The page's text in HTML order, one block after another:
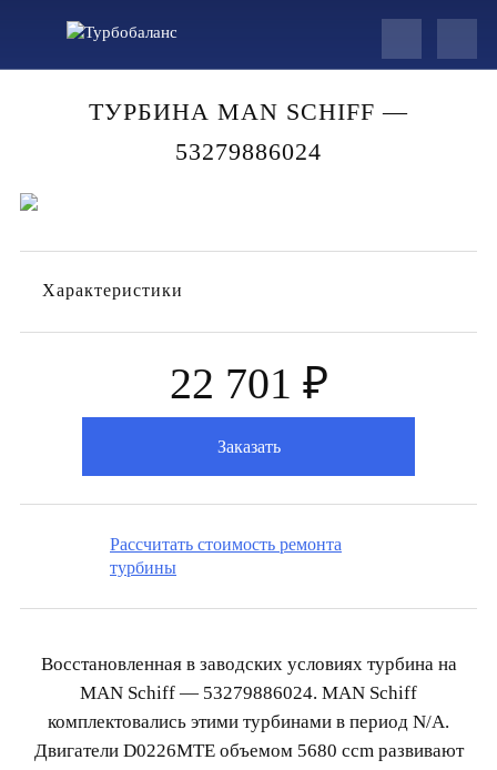
ТУРБИНА MAN SCHIFF —
53279886024
Характеристики
22 701 ₽
Заказать
Рассчитать стоимость ремонта
турбины
Восстановленная в заводских условиях турбина на
MAN Schiff — 53279886024. MAN Schiff
комплектовались этими турбинами в период N/A.
Двигатели D0226MTE объемом 5680 ccm развивают